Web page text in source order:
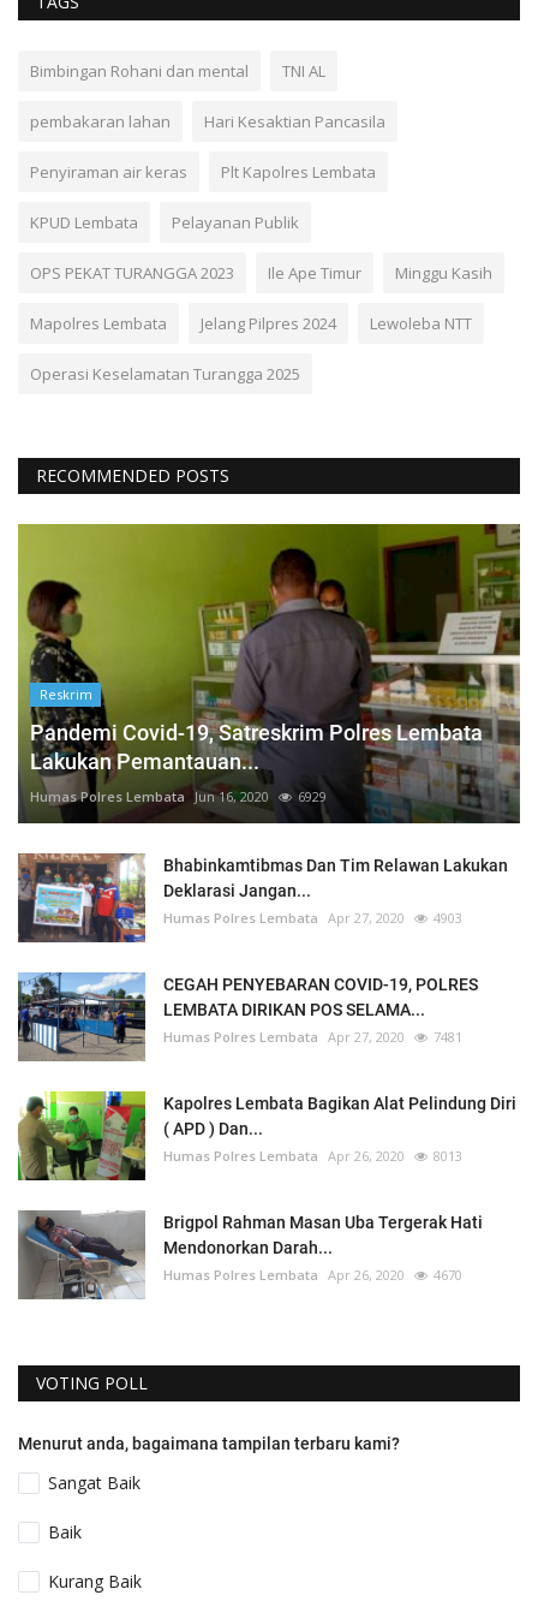
Bimbingan Rohani dan mental TNI AL
pembakaran lahan Hari Kesaktian Pancasila
Penyiraman air keras Plt Kapolres Lembata
KPUD Lembata Pelayanan Publik
OPS PEKAT TURANGGA 2023 Ile Ape Timur Minggu Kasih
Mapolres Lembata Jelang Pilpres 2024 Lewoleba NTT
Operasi Keselamatan Turangga 2025
RECOMMENDED POSTS
Reskrim
Pandemi Covid-19, Satreskrim Polres Lembata
Lakukan Pemantauan...
Humas Polres Lembata Jun 16, 2020 6929
Bhabinkamtibmas Dan Tim Relawan Lakukan
Deklarasi Jangan...
Humas Polres Lembata Apr 27, 2020 4903
CEGAH PENYEBARAN COVID-19, POLRES
LEMBATA DIRIKAN POS SELAMA...
Humas Polres Lembata Apr 27, 2020 7481
Kapolres Lembata Bagikan Alat Pelindung Diri
( APD ) Dan...
Humas Polres Lembata Apr 26, 2020 8013
Brigpol Rahman Masan Uba Tergerak Hati
Mendonorkan Darah...
Humas Polres Lembata Apr 26, 2020 4670
VOTING POLL
Menurut anda, bagaimana tampilan terbaru kami?
Sangat Baik
Baik
Kurang Baik